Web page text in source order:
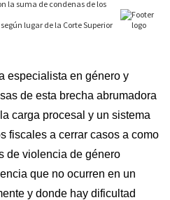
especialista en género y
de esta brecha abrumadora
carga procesal y un sistema
fiscales a cerrar casos a como
de violencia de género
que no ocurren en un
y donde hay dificultad